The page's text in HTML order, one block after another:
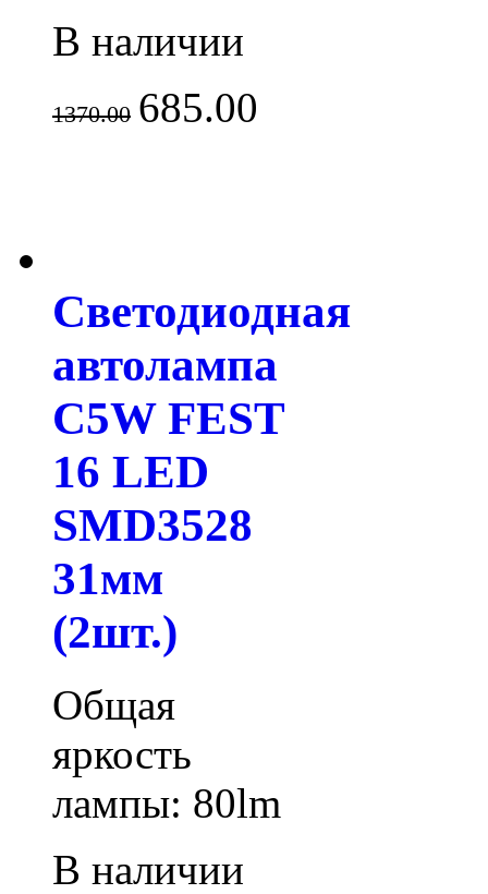
В наличии
1370.00 685.00
Светодиодная
автолампа
C5W FEST
16 LED
SMD3528
31мм
(2шт.)
Общая
яркость
лампы: 80lm
В наличии